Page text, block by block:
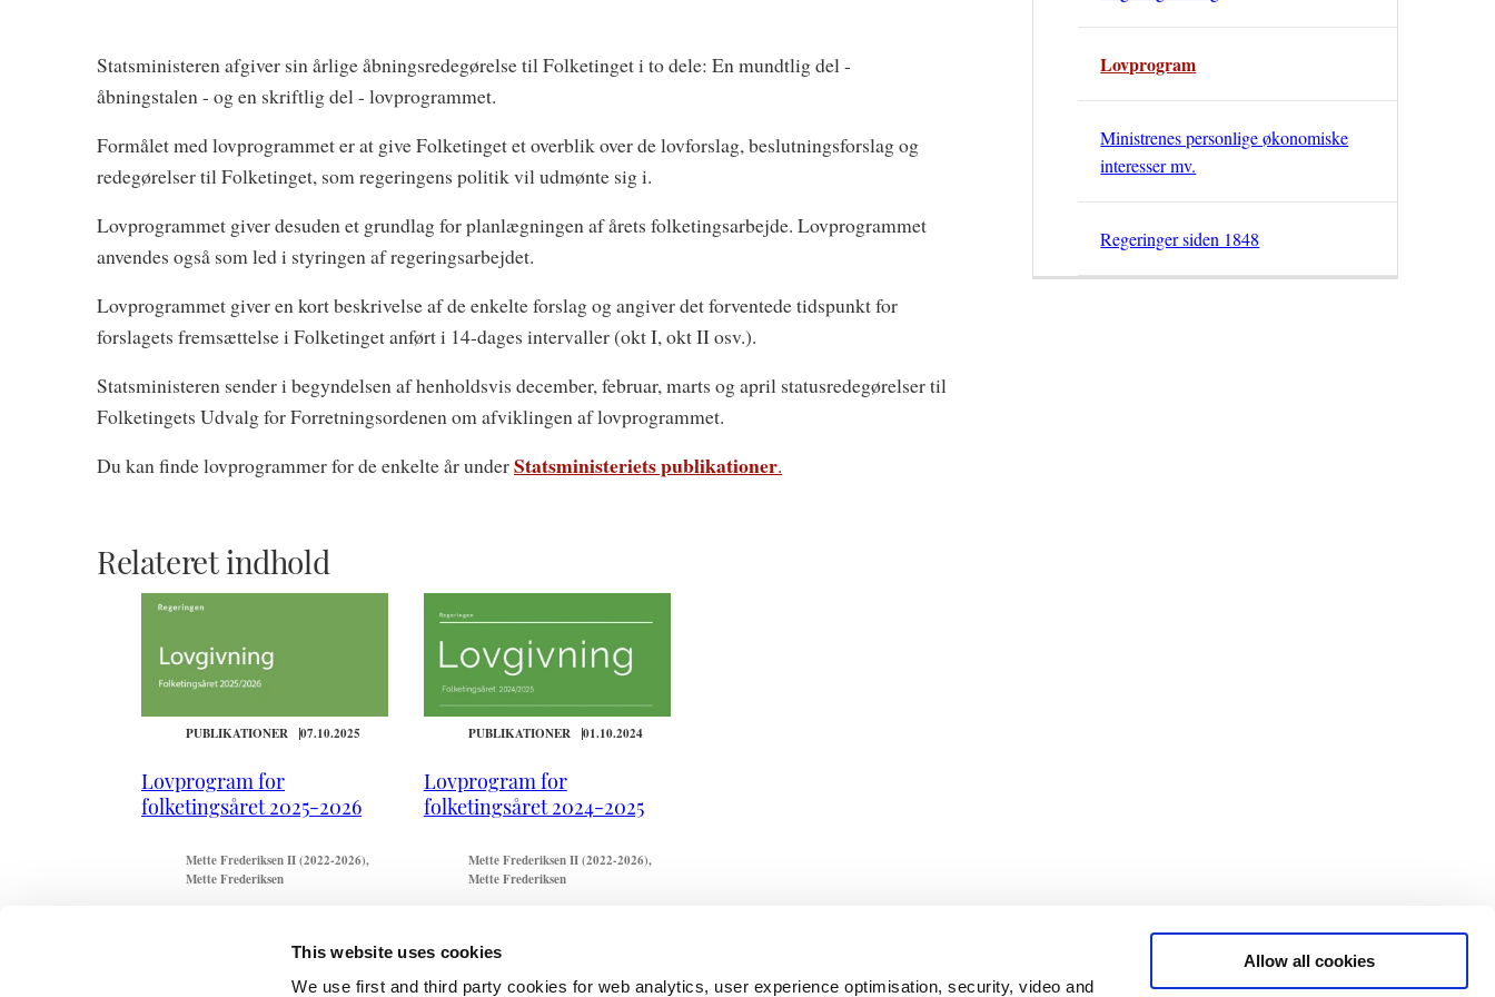
This website uses cookies
We use first and third party cookies for web analytics, user experience optimisation, security, video and
Allow all cookies
Statsministeren afgiver sin årlige åbningsredegørelse til Folketinget i to dele: En mundtlig del -
åbningstalen - og en skriftlig del - lovprogrammet.
Formålet med lovprogrammet er at give Folketinget et overblik over de lovforslag, beslutningsforslag og
redegørelser til Folketinget, som regeringens politik vil udmønte sig i.
Lovprogrammet giver desuden et grundlag for planlægningen af årets folketingsarbejde. Lovprogrammet
anvendes også som led i styringen af regeringsarbejdet.
Lovprogrammet giver en kort beskrivelse af de enkelte forslag og angiver det forventede tidspunkt for
forslagets fremsættelse i Folketinget anført i 14-dages intervaller (okt I, okt II osv.).
Statsministeren sender i begyndelsen af henholdsvis december, februar, marts og april statusredegørelser til
Folketingets Udvalg for Forretningsordenen om afviklingen af lovprogrammet.
Du kan finde lovprogrammer for de enkelte år underStatsministeriets publikationer.
Relateret indhold
07.10.2025
PUBLIKATIONER
Lovprogram for
folketingsåret 2025-2026
Mette Frederiksen II (2022-2026)
Mette Frederiksen
01.10.2024
PUBLIKATIONER
Lovprogram for
folketingsåret 2024-2025
Mette Frederiksen II (2022-2026)
Mette Frederiksen
Lovprogram
Ministrenes personlige økonomiske
interesser mv.
Regeringer siden 1848